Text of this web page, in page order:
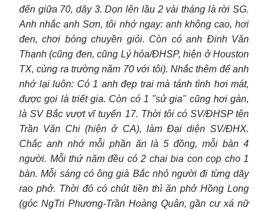
đến giữa 70, dãy 3. Dọn lên lầu 2 vài tháng là rời SG.
Anh nhắc anh Sơn, tôi nhớ ngay: anh không cao, hơi
đen, chơi bóng chuyền giỏi. Còn có anh Đinh Văn
Thạnh (cũng đen, cũng Lý hóa/ĐHSP, hiện ở Houston
TX, cùng ra trường năm 70 với tôi). Nhắc thêm để anh
nhớ lại luôn: Có 1 anh đẹp trai mà tánh tình hơi mát,
được gọi là triết gia. Còn có 1 "sử gia" cũng hơi gàn,
là SV Bắc vượt vĩ tuyến 17. Thời tôi có SV/ĐHSP tên
Trần Văn Chi (hiện ở CA), làm Đại diện SV/ĐHX.
Chắc anh nhớ mỗi phần ăn là 5 đồng, mỗi bàn 4
người. Mỗi thứ năm đều có 2 chai bia con cọp cho 1
bàn. Mỗi sáng có ông già Bắc nhỏ người đi từng dãy
rao phở. Thời đó có chút tiền thì ăn phở Hồng Long
(góc NgTri Phương-Trần Hoàng Quân, gần cư xá nữ